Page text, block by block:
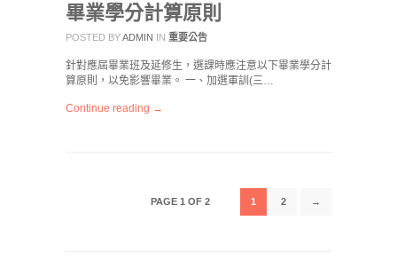
畢業學分計算原則
POSTED BYADMIN IN 重要公告
針對應屆畢業班及延修生，選課時應注意以下畢業學分計
算原則，以免影響畢業。 一、加選軍訓(三…
Continue reading →
PAGE 1 OF 2 1 2 →